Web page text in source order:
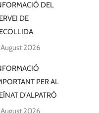
DEL
DE
2026
PER AL
D’ALPATRÓ
2026